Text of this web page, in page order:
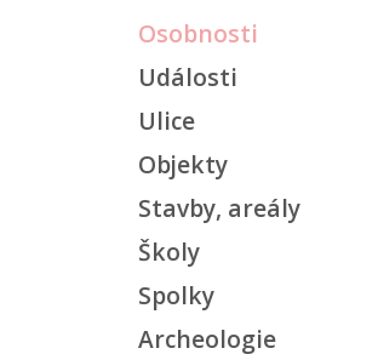
Osobnosti
Události
Ulice
Objekty
Stavby, areály
Školy
Spolky
Archeologie